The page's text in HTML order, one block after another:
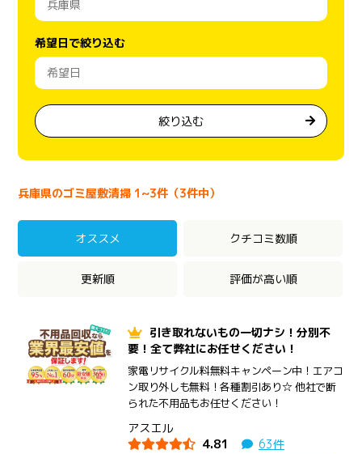
希望日で絞り込む
絞り込む
兵庫県のゴミ屋敷清掃 1~3件（3件中）
オススメ クチコミ数順
更新順 評価が高い順
引き取れないもの一切ナシ！分別不
要！全て弊社にお任せください！
家電リサイクル料無料キャンペーン中！エアコ
ン取り外しも無料！各種割引あり☆ 他社で断
られた不用品もお任せください！
アスエル
4.81
63件